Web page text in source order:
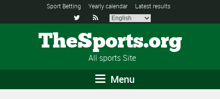
Sport Betting Yearly calendar Latest results
 
TheSports.org
All sports Site
Menu